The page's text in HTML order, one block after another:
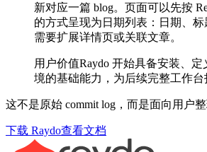
新对应一篇 blog。页面可以先按
的方式呈现为日期列表：日期、
需要扩展详情页或关联文章。
用户价值Raydo 开始具备安装、
境的基础能力，为后续完整工作台
这不是原始 commit log，而是面向用户
下载 Raydo查看文档